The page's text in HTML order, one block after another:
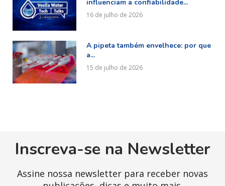
influenciam a confiabilidade...
16 de julho de 2026
A pipeta também envelhece: por que
a...
15 de julho de 2026
Inscreva-se na Newsletter
Assine nossa newsletter para receber novas